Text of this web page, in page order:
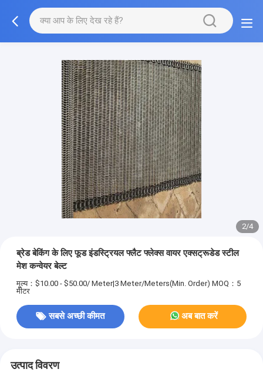
2/4
ब्रेड बेकिंग के लिए फूड इंडस्ट्रियल फ्लैट फ्लेक्स वायर एक्सट्रूडेड स्टील
मेश कन्वेयर बेल्ट
मूल्य：$10.00 - $50.00/ Meter|3 Meter/Meters(Min. Order) MOQ：5
मीटर
सबसे अच्छी कीमत अब बात करें
उत्पाद विवरण